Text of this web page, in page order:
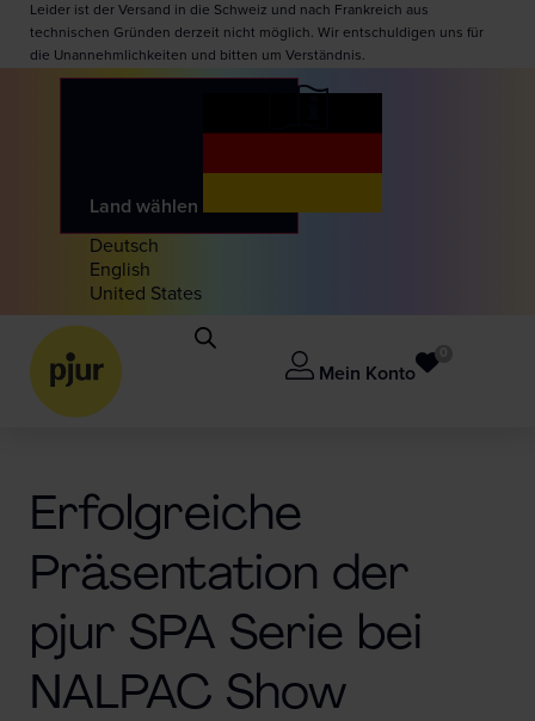
Leider ist der Versand in die Schweiz und nach Frankreich aus
technischen Gründen derzeit nicht möglich. Wir entschuldigen uns für
die Unannehmlichkeiten und bitten um Verständnis.
Land wählen
Deutsch
English
United States
Mein Konto
Erfolgreiche
Präsentation der
pjur SPA Serie bei
NALPAC Show